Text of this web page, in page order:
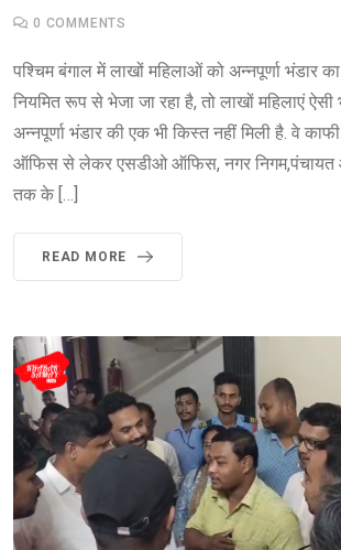
0 COMMENTS
पश्चिम बंगाल में लाखों महिलाओं को अन्नपूर्णा भंडार
नियमित रूप से भेजा जा रहा है, तो लाखों महिलाएं
अन्नपूर्णा भंडार की एक भी किस्त नहीं मिली है. वे
ऑफिस से लेकर एसडीओ ऑफिस, नगर निगम,पंचायत
तक के […]
READ MORE